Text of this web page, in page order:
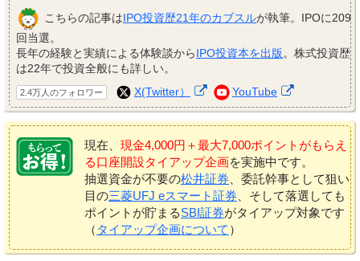
こちらの記事はIPO投資歴21年のカブスルが執筆。IPOに209
回当選。
長年の経験と実績による体験談からIPO投資本を出版。株式投資歴
は22年で投資全般にも詳しい。
2.4万人のフォロワー X(Twitter） YouTube
現在、 現金4,000円＋最大7,000ポイントがもらえ
る口座開設タイアップ企画を実施中です。
抽選資金が不要の松井証券 、委託幹事として狙い
目の三菱UFJ eスマート証券 、そして落選しても
ポイントが貯まるSBI証券がタイアップ対象です
（ タイアップ企画について ）